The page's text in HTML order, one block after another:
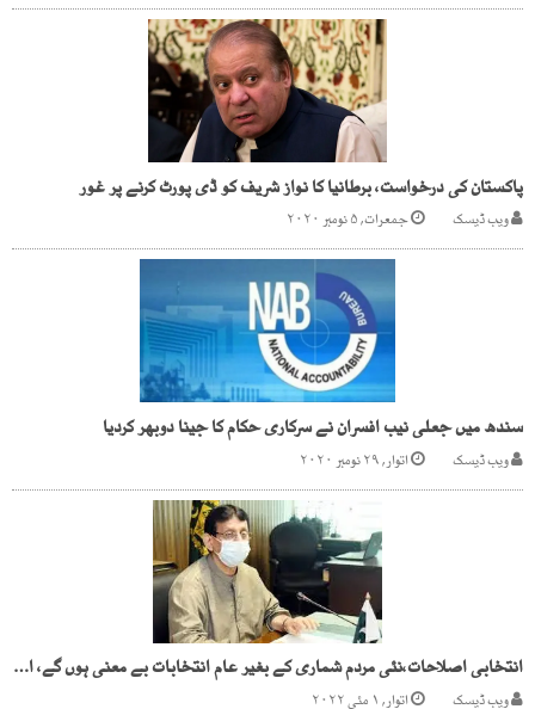
پاکستان کی درخواست، برطانیا کا نواز شریف کو ڈی پورٹ کرنے پر غور
ویب ڈیسک جمعرات, ۵ نومبر ۲۰۲۰
سندھ میں جعلی نیب افسران نے سرکاری حکام کا جینا دوبھر کردیا
ویب ڈیسک اتوار, ۲۹ نومبر ۲۰۲۰
انتخابی اصلاحات،نئی مردم شماری کے بغیر عام انتخابات بے معنی ہوں گے، امین الحق